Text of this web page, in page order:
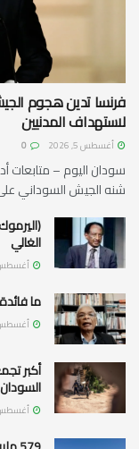
فرنسا تدين هجوم
لاستهداف المدنيين
أغسطس 5, 2026
سودان اليوم – متابعات
شنه الجيش السوداني
الغالي
أغسطس 5,
ما
أغسطس 5,
أكبر
السودان
أغسطس 5,